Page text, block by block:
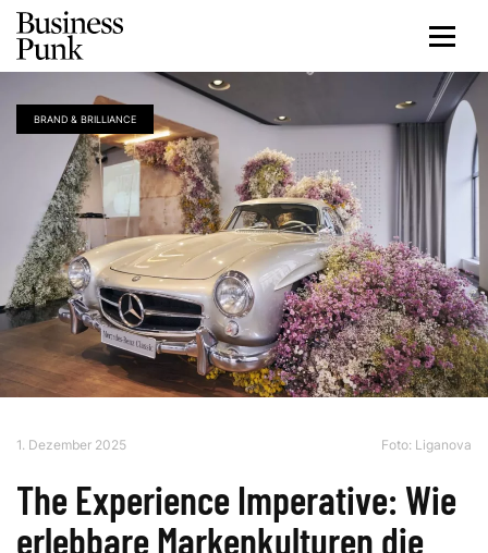
BRAND & BRILLIANCE
1. Dezember 2025 Foto: Liganova
The Experience Imperative: Wie
erlebbare Markenkulturen die